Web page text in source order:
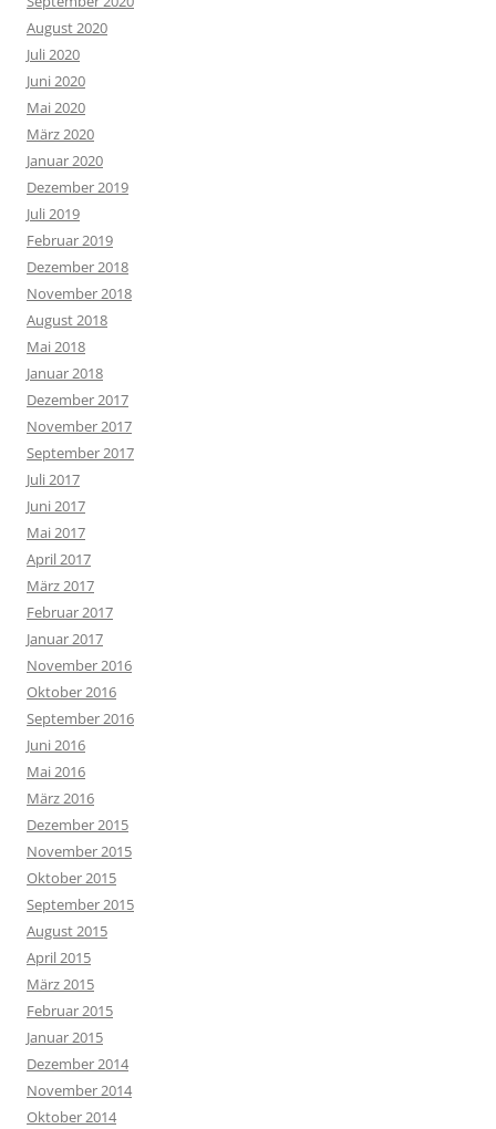
August 2020
Juli 2020
Juni 2020
Mai 2020
März 2020
Januar 2020
Dezember 2019
Juli 2019
Februar 2019
Dezember 2018
November 2018
August 2018
Mai 2018
Januar 2018
Dezember 2017
November 2017
September 2017
Juli 2017
Juni 2017
Mai 2017
April 2017
März 2017
Februar 2017
Januar 2017
November 2016
Oktober 2016
September 2016
Juni 2016
Mai 2016
März 2016
Dezember 2015
November 2015
Oktober 2015
September 2015
August 2015
April 2015
März 2015
Februar 2015
Januar 2015
Dezember 2014
November 2014
Oktober 2014